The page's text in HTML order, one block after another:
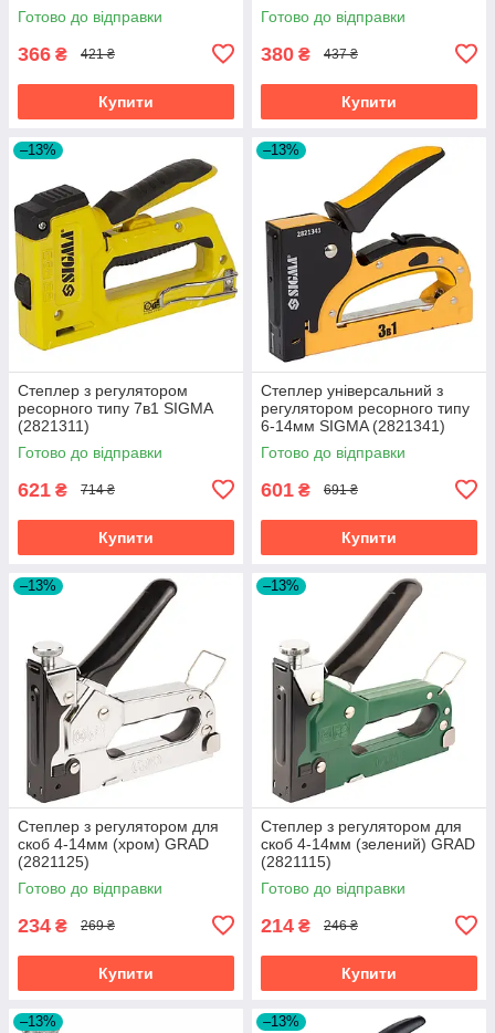
Готово до відправки
366 ₴ 421 ₴
Купити
Готово до відправки
380 ₴ 437 ₴
Купити
–13%
Степлер з регулятором
ресорного типу 7в1 SIGMA
(2821311)
Готово до відправки
621 ₴ 714 ₴
Купити
–13%
Степлер універсальний з
регулятором ресорного типу
6-14мм SIGMA (2821341)
Готово до відправки
601 ₴ 691 ₴
Купити
–13%
Степлер з регулятором для
скоб 4-14мм (хром) GRAD
(2821125)
Готово до відправки
234 ₴ 269 ₴
Купити
–13%
Степлер з регулятором для
скоб 4-14мм (зелений) GRAD
(2821115)
Готово до відправки
214 ₴ 246 ₴
Купити
–13% –13%